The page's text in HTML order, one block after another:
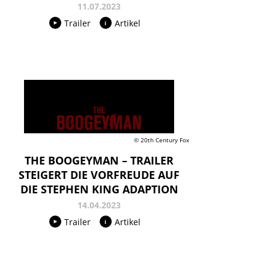
11.07.2023
Trailer
Artikel
© 20th Century Fox
THE BOOGEYMAN – TRAILER
STEIGERT DIE VORFREUDE AUF
DIE STEPHEN KING ADAPTION
14.04.2023
Trailer
Artikel